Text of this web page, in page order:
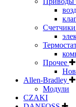
Счетчики
Прочее
Allen-Bradley
Модули
CZAKI